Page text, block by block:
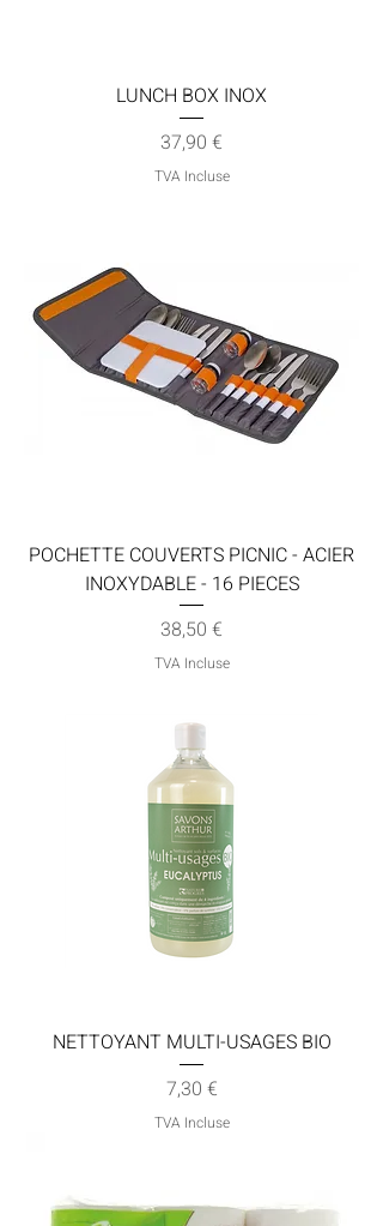
LUNCH BOX INOX
Prix
37,90 €
TVA Incluse
POCHETTE COUVERTS PICNIC - ACIER
INOXYDABLE - 16 PIECES
Prix
38,50 €
TVA Incluse
NETTOYANT MULTI-USAGES BIO
Prix
7,30 €
TVA Incluse